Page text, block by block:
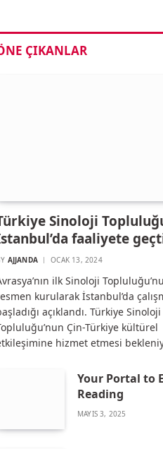
ÇIKANLAR
Sinoloji
faaliyete
AJJANDA OCAK 13, 2024
ilk Sinoloji
kurularak İstanbul’da
açıklandı. Türkiye Sinoloji
Çin-Türkiye kültürel
hizmet etmesi
Your Portal to
Reading
MAYIS 3, 2025